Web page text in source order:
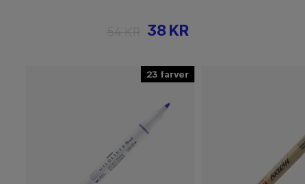
38 KR
23